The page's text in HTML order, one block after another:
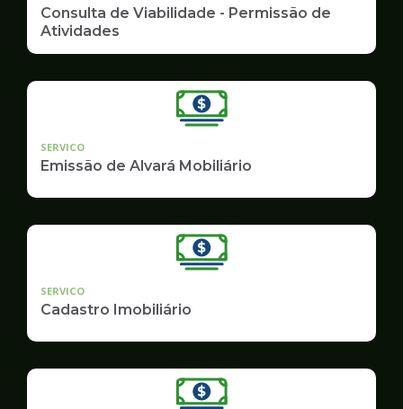
Consulta de Viabilidade - Permissão de
Atividades
SERVICO
Emissão de Alvará Mobiliário
SERVICO
Cadastro Imobiliário